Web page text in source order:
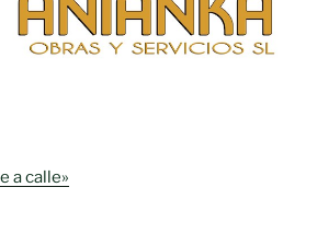
a calle»